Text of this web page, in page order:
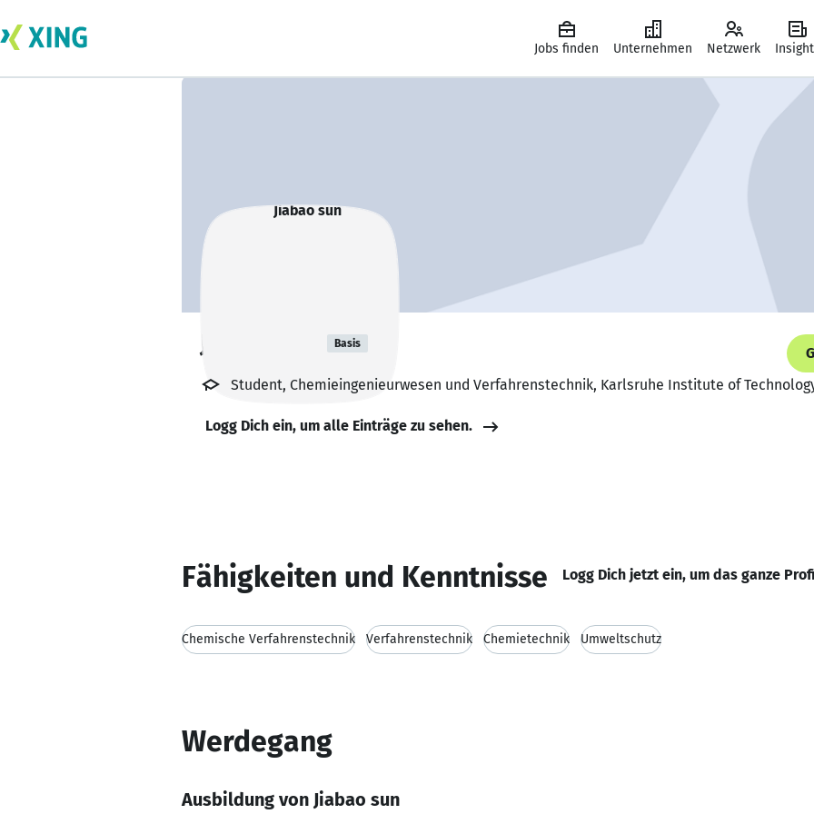
Jobs finden Unternehmen Netzwerk
Jiabao sun Basis
Student, Chemieingenieurwesen und Verfahrenstechnik, Karlsruhe Institute of
Logg Dich ein, um alle Einträge zu sehen.
Fähigkeiten und Kenntnisse Logg Dich jetzt ein, um das ganze
Chemische Verfahrenstechnik Verfahrenstechnik Chemietechnik Umweltschutz
Werdegang
Ausbildung von Jiabao sun